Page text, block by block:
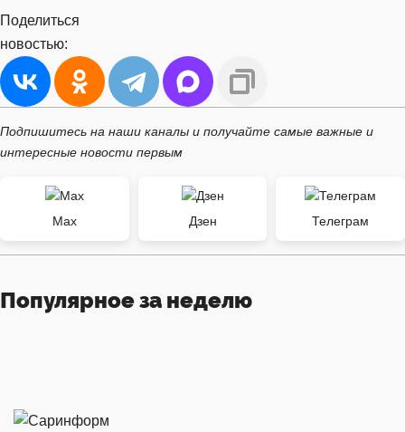
Поделиться
новостью:
Подпишитесь на наши каналы и получайте самые важные и
интересные новости первым
Max Дзен Телеграм
Популярное за неделю